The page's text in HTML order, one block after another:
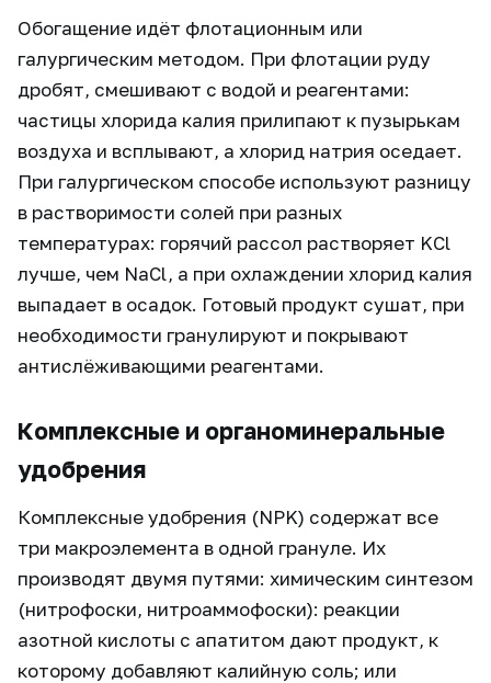
Обогащение идёт флотационным или
галургическим методом. При флотации руду
дробят, смешивают с водой и реагентами:
частицы хлорида калия прилипают к пузырькам
воздуха и всплывают, а хлорид натрия оседает.
При галургическом способе используют разницу
в растворимости солей при разных
температурах: горячий рассол растворяет KCl
лучше, чем NaCl, а при охлаждении хлорид калия
выпадает в осадок. Готовый продукт сушат, при
необходимости гранулируют и покрывают
антислёживающими реагентами.
Комплексные и органоминеральные
удобрения
Комплексные удобрения (NPK) содержат все
три макроэлемента в одной грануле. Их
производят двумя путями: химическим синтезом
(нитрофоски, нитроаммофоски): реакции
азотной кислоты с апатитом дают продукт, к
которому добавляют калийную соль; или